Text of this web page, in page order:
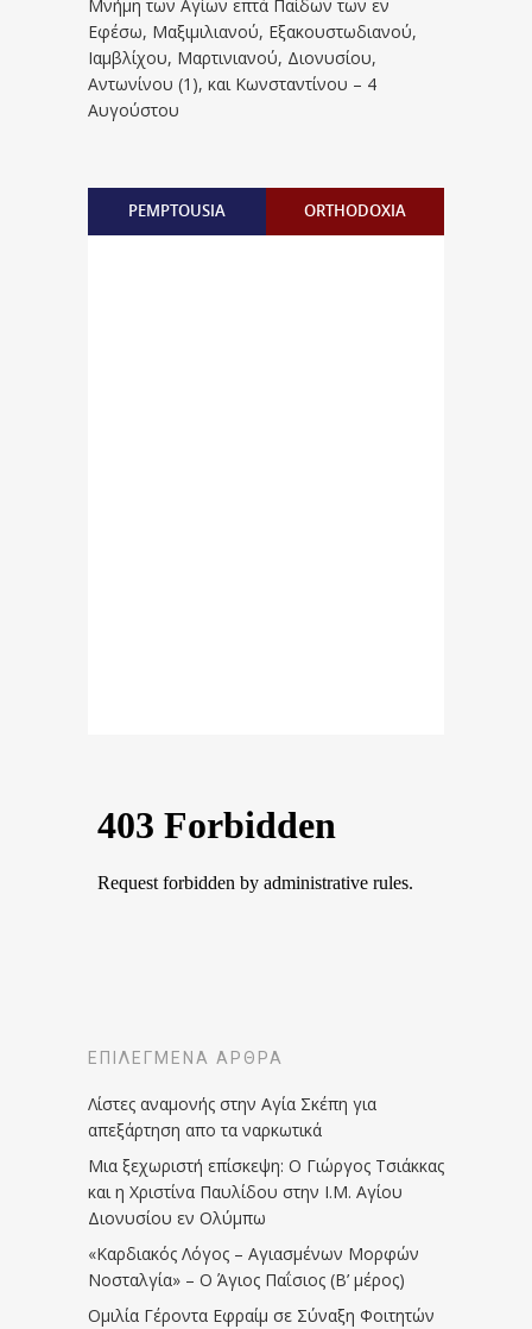
Μνήμη των Aγίων επτά Παίδων των εν
Eφέσω, Mαξιμιλιανού, Eξακουστωδιανού,
Iαμβλίχου, Mαρτινιανού, Διονυσίου,
Aντωνίνου (1), και Kωνσταντίνου – 4
Αυγούστου
PEMPTOUSIA ORTHODOXIA
ΕΠΙΛΕΓΜΈΝΑ ΆΡΘΡΑ
Λίστες αναμονής στην Αγία Σκέπη για
απεξάρτηση απο τα ναρκωτικά
Μια ξεχωριστή επίσκεψη: Ο Γιώργος Τσιάκκας
και η Χριστίνα Παυλίδου στην Ι.Μ. Αγίου
Διονυσίου εν Ολύμπω
«Καρδιακός Λόγος – Αγιασμένων Μορφών
Νοσταλγία» – Ο Άγιος Παΐσιος (Β’ μέρος)
Ομιλία Γέροντα Εφραίμ σε Σύναξη Φοιτητών